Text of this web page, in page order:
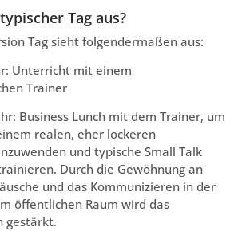
Tag aus?
Tag sieht folgendermaßen aus:
Unterricht mit einem
Trainer
Business Lunch mit dem Trainer, um
realen, eher lockeren
und typische Small Talk
Durch die Gewöhnung an
und das Kommunizieren in der
öffentlichen Raum wird das
gestärkt.